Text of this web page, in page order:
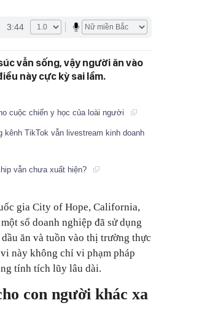
3:44
vẫn sống, vậy người ăn vào
này cực kỳ sai lầm.
cuộc chiến y học của loài người
TikTok vẫn livestream kinh doanh
vẫn chưa xuất hiện?
gia City of Hope, California,
số doanh nghiệp đã sử dụng
ăn và tuồn vào thị trường thực
này không chỉ vi phạm pháp
tính tích lũy lâu dài.
con người khác xa